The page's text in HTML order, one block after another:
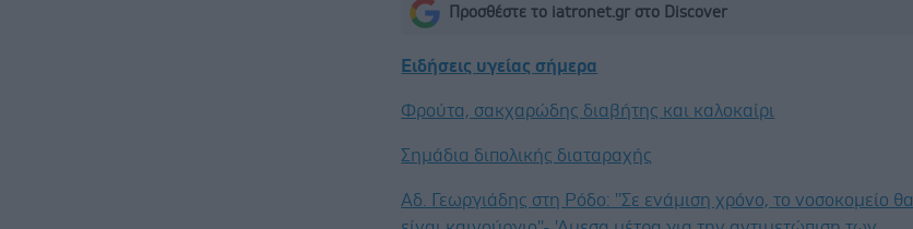
Προσθέστε το iatronet.gr στο Discover
Ειδήσεις υγείας σήμερα
Φρούτα, σακχαρώδης διαβήτης και καλοκαίρι
Σημάδια διπολικής διαταραχής
Αδ. Γεωργιάδης στη Ρόδο: ''Σε ενάμιση χρόνο, το νοσοκομείο θα